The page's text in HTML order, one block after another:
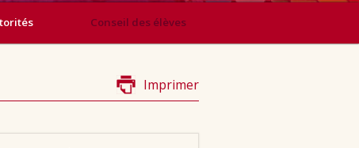
Conseil des élèves
Imprimer